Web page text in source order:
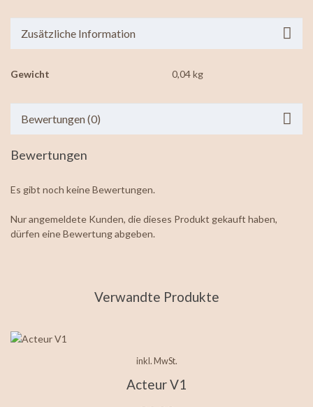
Zusätzliche Information
Gewicht 0,04 kg
Bewertungen (0)
Bewertungen
Es gibt noch keine Bewertungen.
Nur angemeldete Kunden, die dieses Produkt gekauft haben,
dürfen eine Bewertung abgeben.
Verwandte Produkte
inkl. MwSt.
Acteur V1